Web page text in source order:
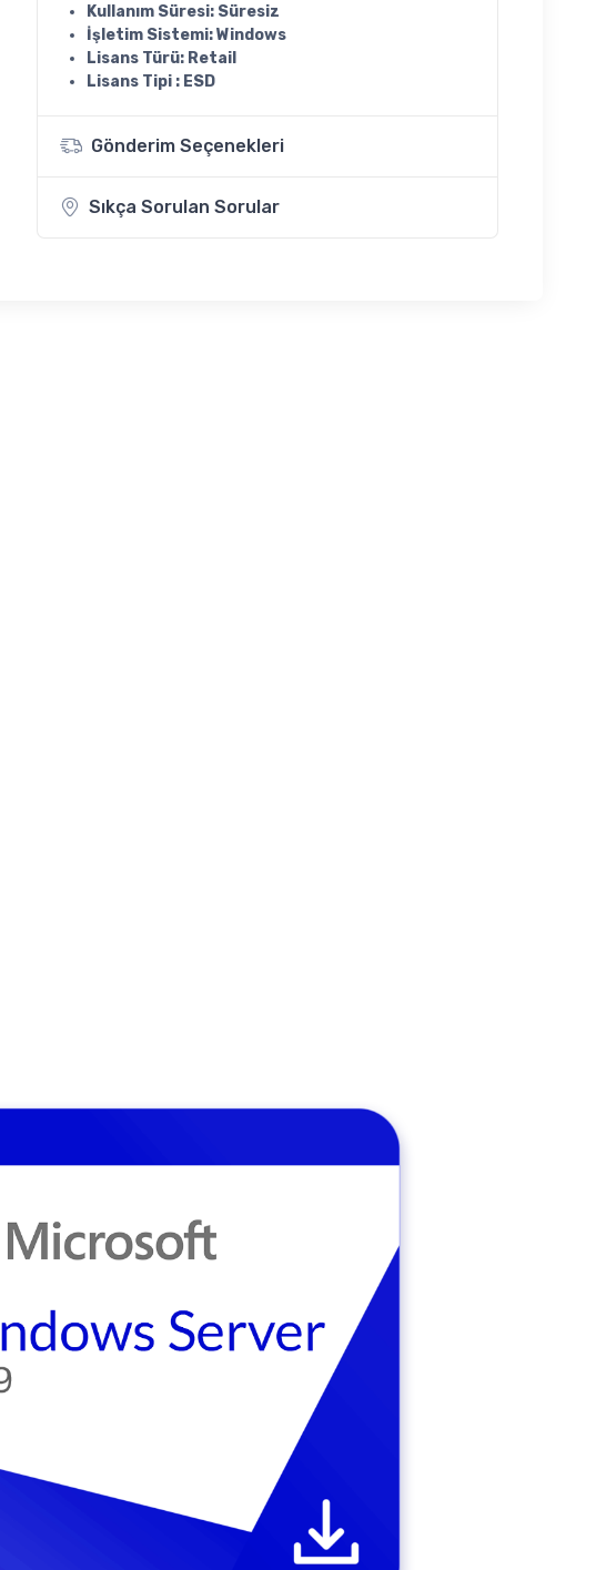
Kullanım Süresi: Süresiz
İşletim Sistemi: Windows
Lisans Türü: Retail
Lisans Tipi : ESD
Gönderim Seçenekleri
Sıkça Sorulan Sorular